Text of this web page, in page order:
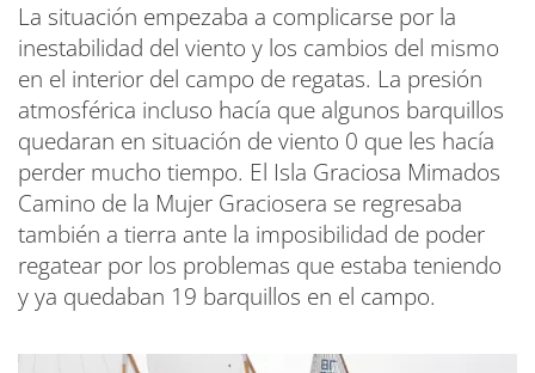
La situación empezaba a complicarse por la
inestabilidad del viento y los cambios del mismo
en el interior del campo de regatas. La presión
atmosférica incluso hacía que algunos barquillos
quedaran en situación de viento 0 que les hacía
perder mucho tiempo. El Isla Graciosa Mimados
Camino de la Mujer Graciosera se regresaba
también a tierra ante la imposibilidad de poder
regatear por los problemas que estaba teniendo
y ya quedaban 19 barquillos en el campo.